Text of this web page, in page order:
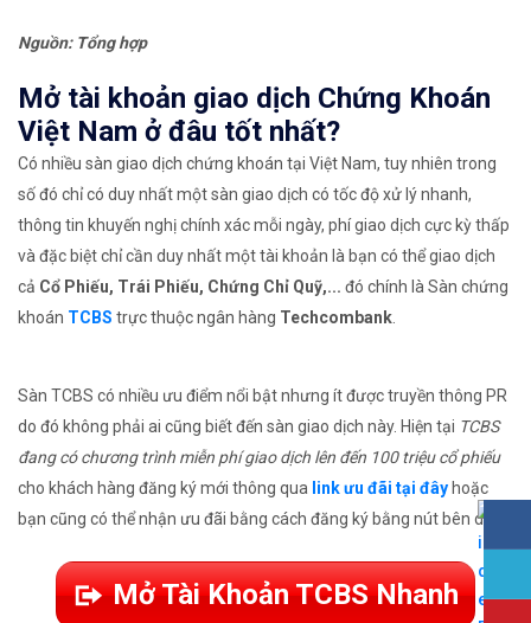
Nguồn: Tổng hợp
Mở tài khoản giao dịch Chứng Khoán
Việt Nam ở đâu tốt nhất?
Có nhiều sàn giao dịch chứng khoán tại Việt Nam, tuy nhiên trong
số đó chỉ có duy nhất một sàn giao dịch có tốc độ xử lý nhanh,
thông tin khuyến nghị chính xác mỗi ngày, phí giao dịch cực kỳ thấp
và đặc biệt chỉ cần duy nhất một tài khoản là bạn có thể giao dịch
cả Cổ Phiếu, Trái Phiếu, Chứng Chỉ Quỹ,... đó chính là Sàn chứng
khoán TCBS trực thuộc ngân hàng Techcombank.
Sàn TCBS có nhiều ưu điểm nổi bật nhưng ít được truyền thông PR
do đó không phải ai cũng biết đến sàn giao dịch này. Hiện tại TCBS
đang có chương trình miễn phí giao dịch lên đến 100 triệu cổ phiếu
cho khách hàng đăng ký mới thông qua link ưu đãi tại đây hoặc
bạn cũng có thể nhận ưu đãi bằng cách đăng ký bằng nút bên dưới:
Mở Tài Khoản TCBS Nhanh